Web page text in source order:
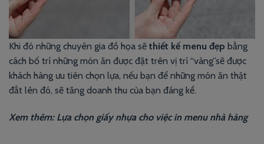
Khi đó những chuyên gia đồ họa sẽ thiết kế menu đẹp bằng
cách bố trí những món ăn được đặt trên vị trí “vàng”sẽ được
khách hàng ưu tiên chọn lựa, nếu bạn để những món ăn thật
đắt lên đó, sẽ tăng doanh thu của bạn đáng kể.
Xem thêm: Lựa chọn giấy nhựa cho việc in menu nhà hàng